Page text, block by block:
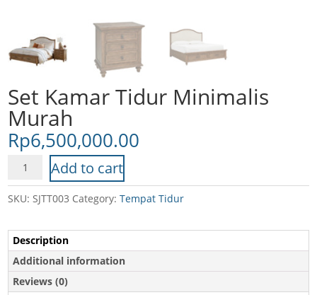
Set Kamar Tidur Minimalis
Murah
Rp6,500,000.00
Tidur
Murah
quantity
Add to cart
SKU:SJTT003 Category:Tempat Tidur
Description
Additional information
Reviews (0)